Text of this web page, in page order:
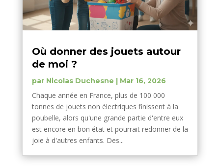
Où donner des jouets autour
de moi ?
par Nicolas Duchesne | Mar 16, 2026
Chaque année en France, plus de 100 000
tonnes de jouets non électriques finissent à la
poubelle, alors qu'une grande partie d'entre eux
est encore en bon état et pourrait redonner de la
joie à d'autres enfants. Des...